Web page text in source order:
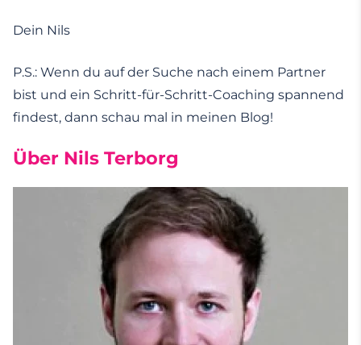
Dein Nils
P.S.: Wenn du auf der Suche nach einem Partner
bist und ein Schritt-für-Schritt-Coaching spannend
findest, dann schau mal in meinen Blog!
Über Nils Terborg